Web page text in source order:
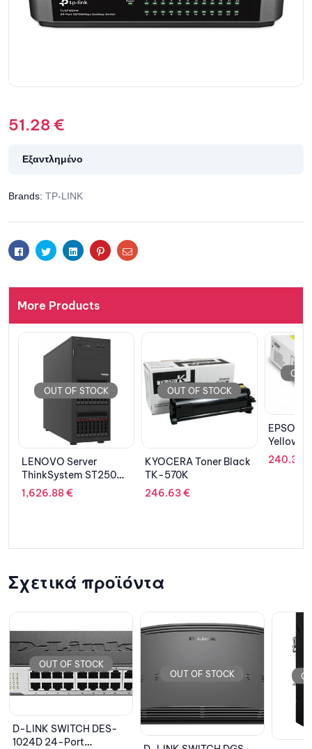
51.28€
Εξαντλημένο
Brands: TP-LINK
FacebookTwitterLinkedinPinterestEmail
More Products
OUT OF STOCK
KYOCERA Toner Black
TK-570K
246.63
OUT OF STOCK
EPSON Cartridge
Yellow C13T839440
240.36€
Σχετικά προϊόντα
OUT OF STOCK OUT OF STOCK